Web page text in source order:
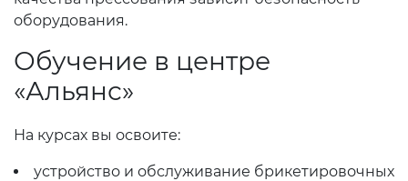
оборудования.
Обучение в центре
«Альянс»
На курсах вы освоите:
устройство и обслуживание брикетировочных